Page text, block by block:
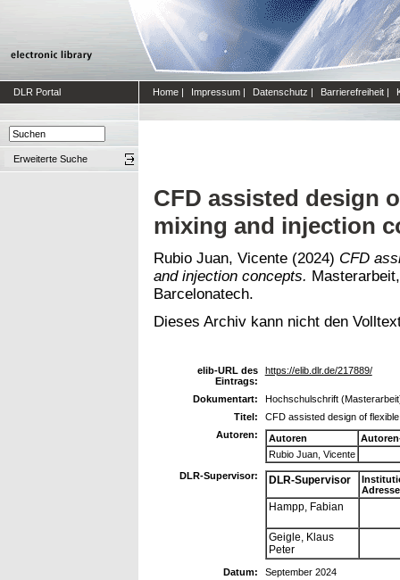
DLR Portal Home | Impressum | Datenschutz | Barrierefreiheit |
Erweiterte Suche
CFD assisted design
mixing and injection
Rubio Juan, Vicente (2024) CFD
and injection concepts.
Barcelonatech.
Dieses Archiv kann nicht den
elib-URL des
Eintrags:
https://elib.dlr.de/217889/
Dokumentart:
Hochschulschrift
Titel:
CFD assisted design of
Autoren:
Autoren
Rubio Juan, Vicente
DLR-Supervisor:
DLR-Supervisor
Adresse
Hampp, Fabian
Geigle, Klaus
Peter
Datum:
September 2024